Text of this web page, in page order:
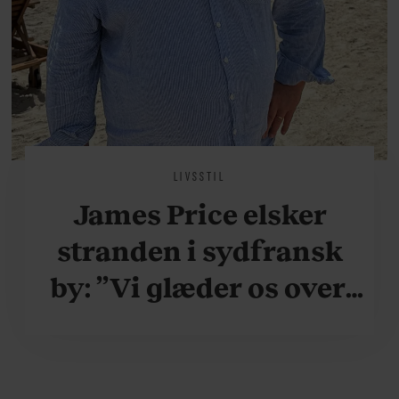
LIVSSTIL
James Price elsker
stranden i sydfransk
by: ”Vi glæder os over,